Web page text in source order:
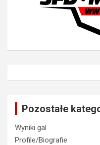
Pozostałe
Wyniki gal
Profile/Biografie